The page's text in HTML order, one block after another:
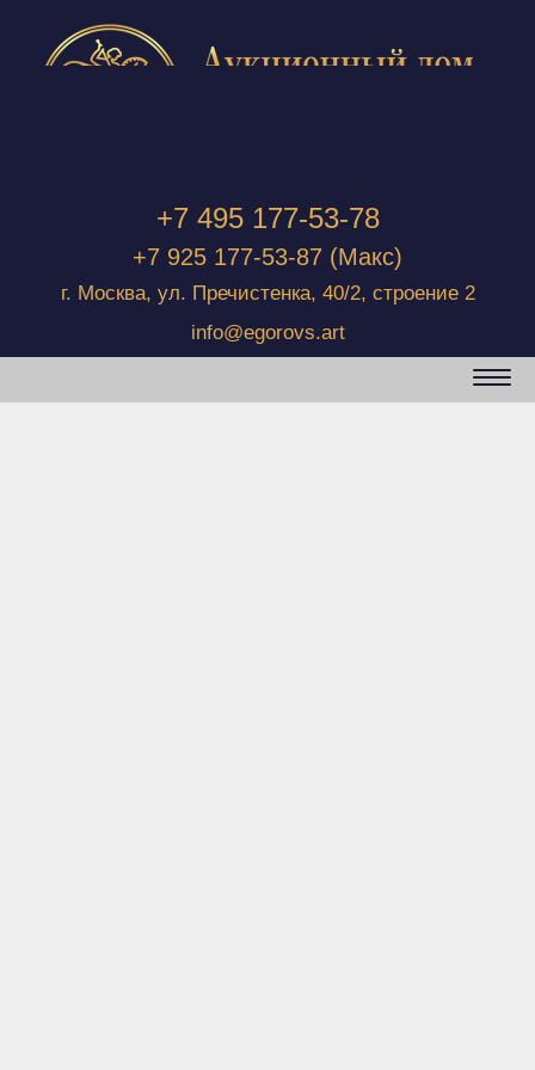
+7 495 177-53-78
+7 925 177-53-87 (Макс)
г. Москва, ул. Пречистенка, 40/2, строение 2
info@egorovs.art